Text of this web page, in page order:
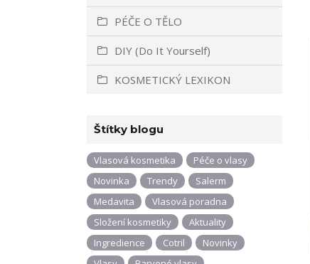
PÉČE O TĚLO
DIY (Do It Yourself)
KOSMETICKÝ LEXIKON
Štítky blogu
Vlasová kosmetika
Péče o vlasy
Novinka
Trendy
Salerm
Medavita
Vlasová poradna
Složení kosmetiky
Aktuality
Ingredience
Cotril
Novinky